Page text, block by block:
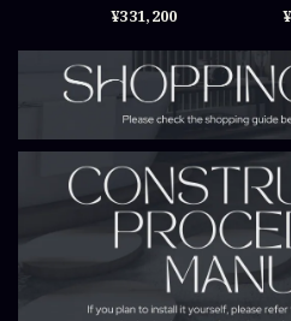
¥331,200